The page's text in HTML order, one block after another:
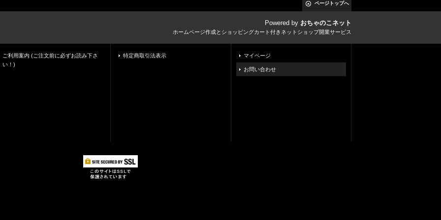
ページトップへ
Powered by おちゃのこネット
ホームページ作成とショッピングカート付きネットショップ開業サービス
ご利用案内 (ご注文前に必ずお読み下さ
い！)
特定商取引法表示 マイページ
お問い合わせ